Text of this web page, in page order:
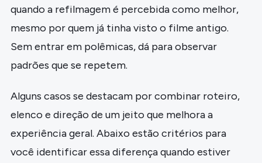
quando a refilmagem é percebida como melhor,
mesmo por quem já tinha visto o filme antigo.
Sem entrar em polêmicas, dá para observar
padrões que se repetem.
Alguns casos se destacam por combinar roteiro,
elenco e direção de um jeito que melhora a
experiência geral. Abaixo estão critérios para
você identificar essa diferença quando estiver